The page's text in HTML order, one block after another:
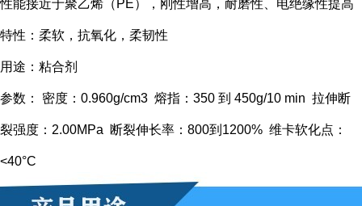
性能接近于聚乙烯（PE），刚性增高，耐磨性、电绝缘性提高
特性：柔软，抗氧化，柔韧性
用途：粘合剂
参数： 密度：0.960g/cm3 熔指：350 到 450g/10 min 拉伸断
裂强度：2.00MPa 断裂伸长率：800到1200% 维卡软化点：
<40°C